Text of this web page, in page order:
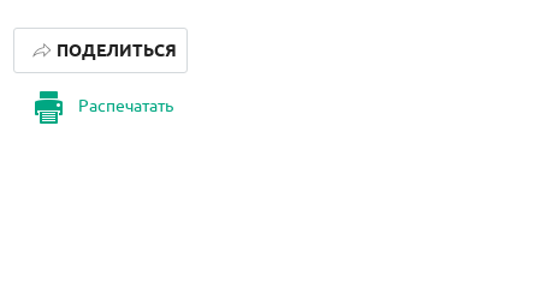
Распечатать
ПОДЕЛИТЬСЯ